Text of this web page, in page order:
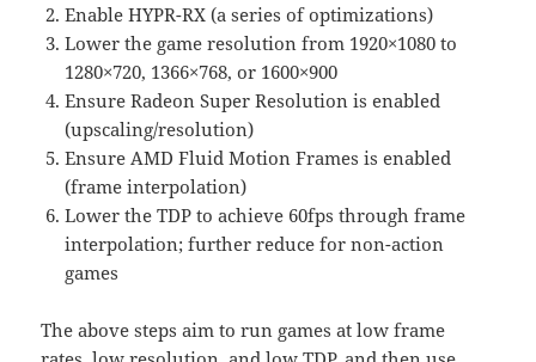
Enable HYPR-RX (a series of optimizations)
Lower the game resolution from 1920×1080 to
1280×720, 1366×768, or 1600×900
Ensure Radeon Super Resolution is enabled
(upscaling/resolution)
Ensure AMD Fluid Motion Frames is enabled
(frame interpolation)
Lower the TDP to achieve 60fps through frame
interpolation; further reduce for non-action
games
The above steps aim to run games at low frame